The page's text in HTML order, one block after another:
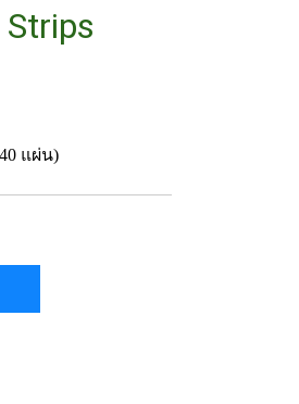
แผ่น)